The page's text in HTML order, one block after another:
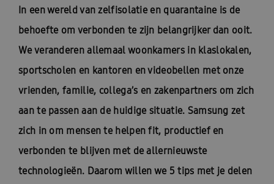
In een wereld van zelfisolatie en quarantaine is de
behoefte om verbonden te zijn belangrijker dan ooit.
We veranderen allemaal woonkamers in klaslokalen,
sportscholen en kantoren en videobellen met onze
vrienden, familie, collega’s en zakenpartners om zich
aan te passen aan de huidige situatie. Samsung zet
zich in om mensen te helpen fit, productief en
verbonden te blijven met de allernieuwste
technologieën. Daarom willen we 5 tips met je delen